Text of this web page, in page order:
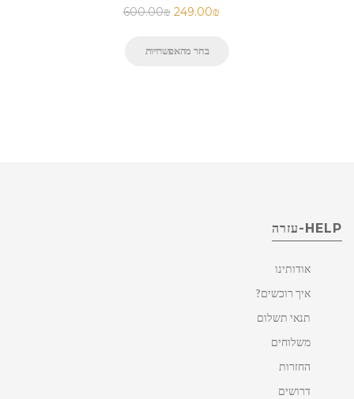
600.00₪ 249.00₪
בחר מהאפשרויות
HELP-עזרה
אודותינו
איך רוכשים?
תנאי תשלום
משלוחים
החזרות
דרושים